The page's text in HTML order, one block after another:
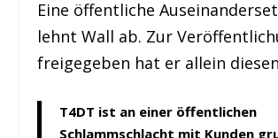
Eine öffentliche
lehnt Wall ab. Zur
freigegeben hat er allein
T4DT ist an einer öffentlichen
Schlammschlacht mit Kunden